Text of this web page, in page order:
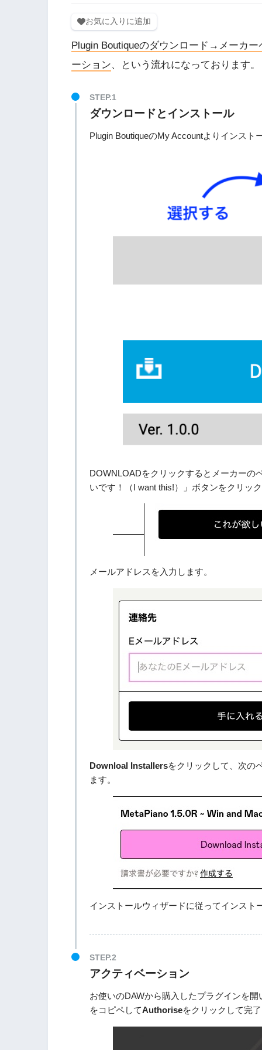
お気に入りに追加
Plugin Boutiqueのダウンロード→メーカ
ーション、という流れになっております。
ダウンロードとインストール
Plugin BoutiqueのMy Accountよりインスト
DOWNLOADをクリックするとメーカーの
いです！（I want this!）」ボタンをクリッ
メールアドレスを入力します。
Downloal Installersをクリックして、次の
ます。
インストールウィザードに従ってインスト
アクティベーション
お使いのDAWから購入したプラグインを
をコピペしてAuthoriseをクリックして完